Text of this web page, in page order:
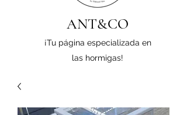
ANT&CO
¡Tu página especializada en
las hormigas!